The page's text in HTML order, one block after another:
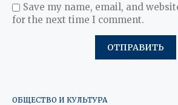
Save my name, email, and
for the next time I comment.
ОБЩЕСТВО И КУЛЬТУРА